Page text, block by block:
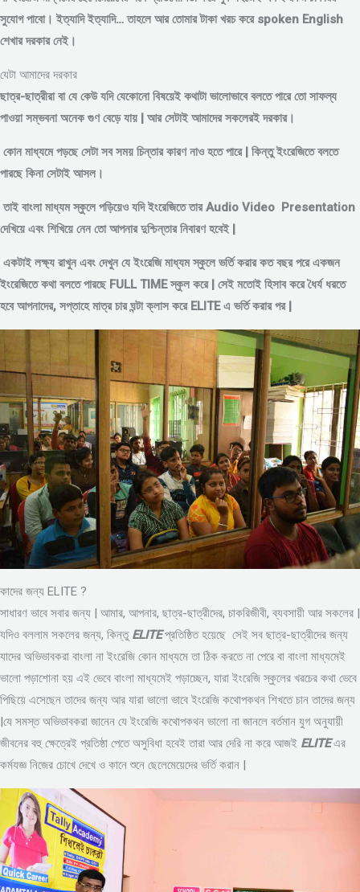
সুযোগ পাবো। ইত্যাদি ইত্যাদি… তাহলে আর তোমার টাকা খরচ করে spoken English
শেখার দরকার নেই।
যেটা আমাদের দরকার
ছাত্র-ছাত্রীরা বা যে কেউ যদি যেকোনো বিষয়েই কথাটা ভালোভাবে বলতে পারে তো সাফল্য
পাওয়া সম্ভবনা অনেক গুণ বেড়ে যায় | আর সেটাই আমাদের সকলেরই দরকার।
কোন মাধ্যমে পড়ছে সেটা সব সময় চিন্তার কারণ নাও হতে পারে | কিন্তু ইংরেজিতে বলতে
পারছে কিনা সেটাই আসল।
তাই বাংলা মাধ্যম স্কুলে পড়িয়েও যদি ইংরেজিতে তার Audio Video Presentation
দেখিয়ে এবং শিখিয়ে নেন তো আপনার দুশ্চিন্তার নিবারণ হবেই |
একটাই লক্ষ্য রাখুন এবং দেখুন যে ইংরেজি মাধ্যম স্কুলে ভর্তি করার কত বছর পরে একজন
ইংরেজিতে কথা বলতে পারছে FULL TIME স্কুল করে | সেই মতোই হিসাব করে ধৈর্য ধরতে
হবে আপনাদের, সপ্তাহে মাত্র চার ঘন্টা ক্লাস করে ELITE এ ভর্তি করার পর |
কাদের জন্য ELITE ?
সাধারণ ভাবে সবার জন্য | আমার, আপনার, ছাত্র-ছাত্রীদের, চাকরিজীবী, ব্যবসায়ী আর সকলের |
যদিও বললাম সকলের জন্য, কিন্তু ELITEপ্রতিষ্ঠিত হয়েছে সেই সব ছাত্র-ছাত্রীদের জন্য
যাদের অভিভাবকরা বাংলা না ইংরেজি কোন মাধ্যমে তা ঠিক করতে না পেরে বা বাংলা মাধ্যমেই
ভালো পড়াশোনা হয় এই ভেবে বাংলা মাধ্যমেই পড়াচ্ছেন, যারা ইংরেজি স্কুলের খরচের কথা ভেবে
পিছিয়ে এসেছেন তাদের জন্য আর যারা ভালো ভাবে ইংরেজি কথোপকথন শিখতে চান তাদের জন্য
|যে সমস্ত অভিভাবকরা জানেন যে ইংরেজি কথোপকথন ভালো না জানলে বর্তমান যুগ অনুযায়ী
জীবনের বহু ক্ষেত্রেই প্রতিষ্ঠা পেতে অসুবিধা হবেই তারা আর দেরি না করে আজই ELITEএর
কর্মযজ্ঞ নিজের চোখে দেখে ও কানে শুনে ছেলেমেয়েদের ভর্তি করান |